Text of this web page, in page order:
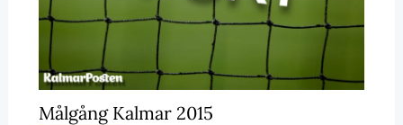
Målgång Kalmar 2015